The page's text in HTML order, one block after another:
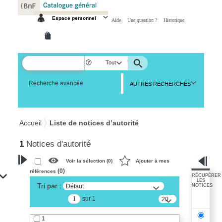
Espace personnel Aide Une question ? Historique
Tout
Recherche avancée AUTRES RECHERCHES
Accueil Liste de notices d’autorité
1 Notices d'autorité
VOTRE RECHERCHE
Recherche avancée dans les
notices d’autorité
Œuvres liées à l'auteur :
Voir la sélection (0)
Ajouter à mes
références (0)
Tri par :
Défaut
sur 1
20
résultats/page
1
RÉCUPÉRER
LES
NOTICES
Panneau de gestion des cookies